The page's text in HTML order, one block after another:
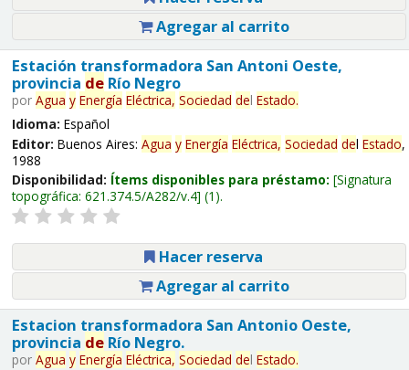
Agregar al carrito
Estación transformadora San Antoni Oeste,
provincia deRío Negro
por Agua y Energía Eléctrica, Sociedad del Estado.
Idioma: Español
Editor: Buenos Aires: Agua y Energía Eléctrica, Sociedad del Estado,
1988
Disponibilidad: Ítems disponibles para préstamo: Signatura
topográfica: 621.374.5/A282/v.4 (1).
Hacer reserva
Agregar al carrito
Estacion transformadora San Antonio Oeste,
provincia deRío Negro.
por Agua y Energía Eléctrica, Sociedad del Estado.